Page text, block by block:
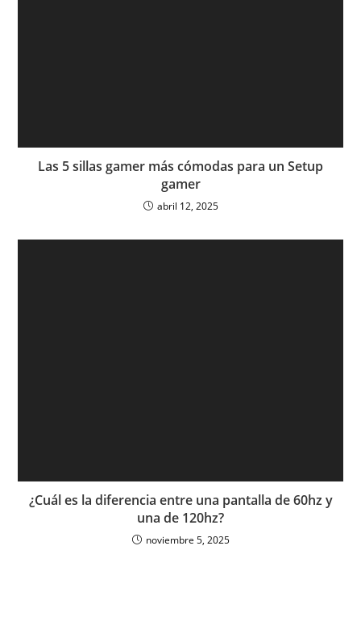
Las 5 sillas gamer más cómodas para un Setup
gamer
abril 12, 2025
¿Cuál es la diferencia entre una pantalla de 60hz y
una de 120hz?
noviembre 5, 2025